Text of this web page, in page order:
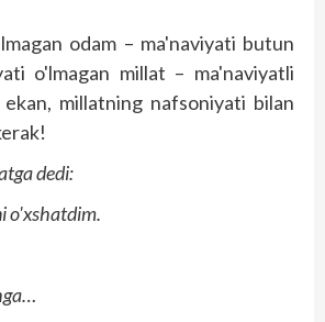
odam – ma'naviyati butun
o'lmagan millat – ma'naviyatli
millatning nafsoniyati bilan
dedi:
o'xshatdim.